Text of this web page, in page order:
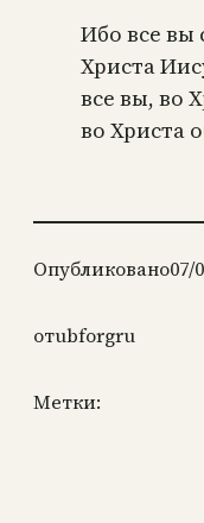
Ибо все вы
Христа
все вы, во
во Христа
Опубликовано07/
отubforgru
Метки: